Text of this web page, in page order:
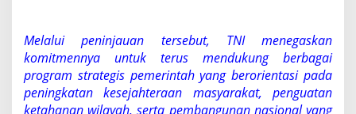
Melalui peninjauan tersebut, TNI menegaskan
komitmennya untuk terus mendukung berbagai
program strategis pemerintah yang berorientasi pada
peningkatan kesejahteraan masyarakat, penguatan
ketahanan wilayah, serta pembangunan nasional yang